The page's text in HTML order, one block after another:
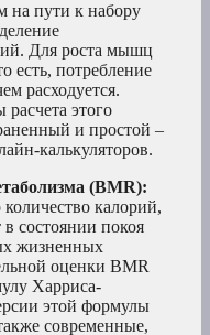
пути к набору
Для роста мышц
есть, потребление
расходуется.
этого
и простой –
калькуляторов.
(BMR):
калорий,
состоянии покоя
жизненных
оценки BMR
Харриса-
этой формулы
современные,